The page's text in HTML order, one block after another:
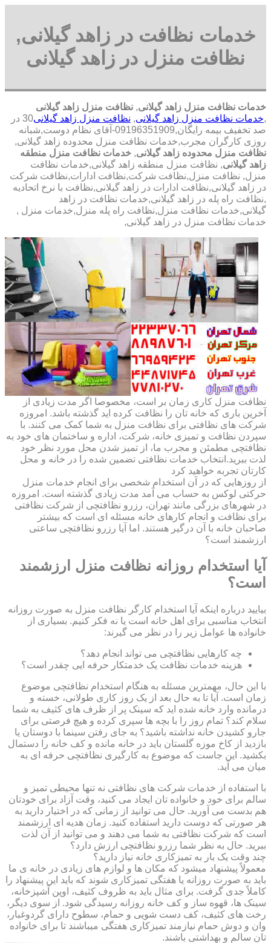
خدمات نظافت در زاهد گیلانی,
نظافت منزل در زاهد گیلانی
خدمات نظافت منزل زاهد گیلانی, نظافت منزل زاهد گیلانی
,خدمات نظافت منزل زاهد گیلانی, نظافت منزل زاهد گیلانی
30 در
صد تخفیف بیمه رایگان,09196351909-آقای نظام دوست,شبانه
روزی کارگران مجرب,خدمات نظافت منزل محدوده زاهد گیلانی,
نظافت منزل محدوده زاهد گیلانی, خدمات نظافت منزل منطقه
زاهد گیلانی, نظافت منزل منطقه زاهد گیلانی,خدمات نظافت
منزل, نظافت منزل,نظافت شرکت,نظافت ادارات,نظافت شرکت
در زاهد گیلانی,نظافت ادارات در زاهد گیلانی,نظافت با نرخ اتحادیه
,نظافت راه پله در زاهد گیلانی,خدمات نظافت در زاهد
گیلانی,خدمات نظافت منزل,نظافت راه پله منزل,خدمات منزل ,
خدمات نظافت منزل در زاهد گیلانی,
نظافت منزل کاری زمان بر است، مخصوصا اگر مدت زیادی از
آخرین باری که خانه تان را نظافت کرده اید گذشته باشد. امروزه
شرکت های نظافتی برای نظافت منزل به شما کمک می کنند. با
سپردن نظافت و تمیزی خانه، شرکت، اداره و ساختمان های خود به
نظافتچی مطمئن و مجرب ما، از تمیز شدن محل مورد نظر خود
لذت ببرید.انتخاب خدمات نظافتی تضمین شده را در خانه و محل
کارتان تجربه خواهید کرد
از روزهایی که در آن استخدام شخصی برای انجام خدمات منزل
حرکتی لوکس به حساب می آمد مدت زیادی گذشته است. امروزه
در شهرهای بزرگی مانند تهران، رزرو نظافتچی از شرکت نظافتی
برای نظافت و انجام کارهای خانه مسئله ای است که بیشتر
صاحبان خانه با آن درگیر هستند. اما آیا رزرو نظافتچی ساعتی
ارزشمند است؟
آیا استخدام روزانه نظافت منزل ارزشمند
است؟
بیایید درباره اینکه آیا استخدام کارگر نظافت منزل به صورت روزانه
انتخاب مناسبی برای اهل خانه است یا نه فکر کنیم. بسیاری از
خانواده ها عوامل زیر را در نظر می گیرند:
چه کارهایی نظافتچی می تواند انجام دهد؟
هزینه خدمات نظافت یک خدمتکار حرفه ایی چقدر است؟
با این حال، مهمترین مسئله به هنگام استخدام نظافتچی موضوع
زمان است. آیا تا به حال بعد از یک روز کاری طولانی، خسته و
درمانده وارد خانه شده اید که سینک پر از ظرف های کثیف به شما
سلام کند؟ تمام روز را با بچه ها سپری کرده و هیچ فرصتی برای
جارو کشیدن خانه نداشته باشید؟ به جای رفتن سینما با دوستان یا
بازدید از کاخ موزه گلستان باید در خانه مانده و کف خانه را دستمال
بکشید. این جاست که موضوع به کارگیری نظافتچی حرفه ای به
میان می آید.
با استفاده از خدمات شرکت های نظافتی نه تنها محیطی تمیز و
سالم برای خود و خانواده تان ایجاد می کنید، وقت آزاد برای خودتان
هم بدست می آورید. حال می توانید از زمانی که در اختیار دارید به
هر صورتی که دوست دارید استفاده کنید. زمان هدیه ای ارزشمند
است که شرکت نظافتی به شما می دهند و می توانید از آن لذت
ببرید. حال به نظر شما رزرو نظافتچی ارزش دارد؟
چند وقت یک بار به تمیزکاری خانه نیاز دارید؟
معمولاً پیشنهاد میشود که مکان ها و لوازم های زیادی در خانه ی ما
باید به صورت روزانه یا هفتگی تمیزکاری شوند که باید این پیشنهاد را
کاملاً جدی گرفت. برای مثال باید به ظروف کثیف، اوپن آشپزخانه،
سینک ها، قهوه ساز و کف خانه روزانه رسیدگی شود. از سوی دیگر،
رخت های کثیف، کف دست شویی و حمام، سطوح دارای گردوغبار،
وان و دوش حمام نیازمند تمیزکاری هفتگی میباشند تا برای خانواده
تان سالم و بهداشتی باشند.